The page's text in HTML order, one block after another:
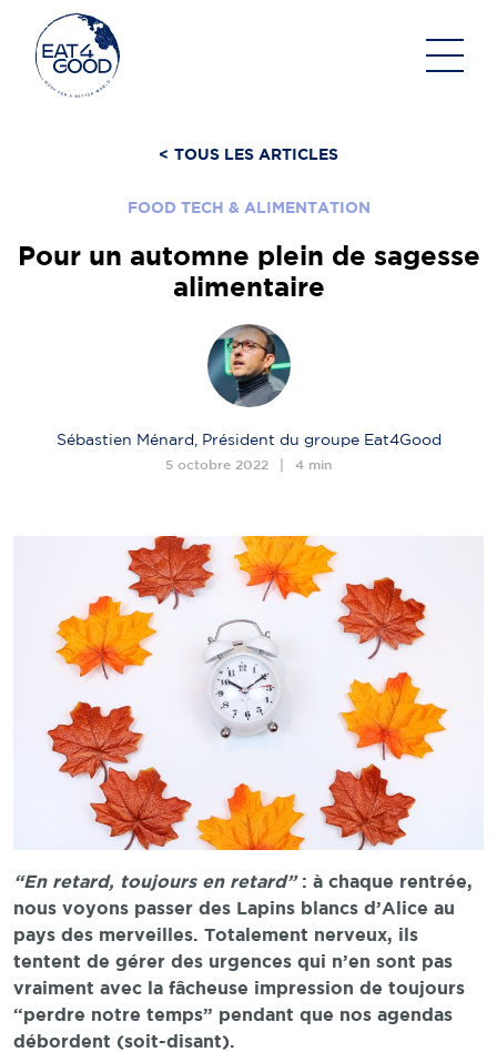
contenu
< TOUS LES ARTICLES
FOOD TECH & ALIMENTATION
Pour un automne plein de sagesse
alimentaire
Sébastien Ménard, Président du groupe Eat4Good
5 octobre 2022 4 min
“En retard, toujours en retard” : à chaque rentrée,
nous voyons passer des Lapins blancs d’Alice au
pays des merveilles. Totalement nerveux, ils
tentent de gérer des urgences qui n’en sont pas
vraiment avec la fâcheuse impression de toujours
“perdre notre temps” pendant que nos agendas
débordent (soit-disant).